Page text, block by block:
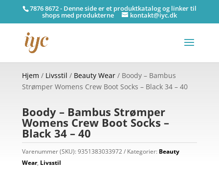
7876 8672 - Denne side er et produktkatalog og linker til
shops med produkterne kontakt@iyc.dk
Hjem / Livsstil / Beauty Wear/ Boody – Bambus
Strømper Womens Crew Boot Socks – Black 34 – 40
Boody – Bambus Strømper
Womens Crew Boot Socks –
Black 34 – 40
Varenummer (SKU):9351383033972 Kategorier: Beauty
Wear, Livsstil